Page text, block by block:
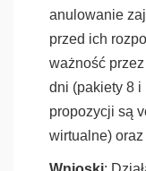
anulowanie
przed ich
ważność
dni (pakiety 8 i
propozycji są
wirtualne)